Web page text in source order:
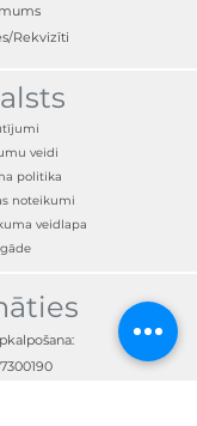
Rekvizīti
veidi
politika
noteikumi
veidlapa